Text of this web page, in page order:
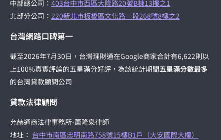
中部總公司： 403台中市西區大隆路20號B棟13樓之1
北部分公司： 220新北市板橋區文化路一段268號8樓之2
台灣網路口碑第一
截至2026年7月30日，台灣理財通在Google商家合計有6,622則以
上100%真實評論的五星滿分好評，為該統計期間五星滿分數最多
的台灣貸款顧問公司
貸款法律顧問
允赫通商法律事務所-蕭隆泉律師
地址： 台中市南區忠明南路758號15樓B1戶（大安國際大樓）